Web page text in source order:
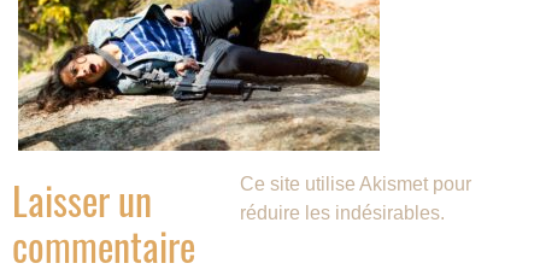
Laisser un
commentaire
Ce site utilise Akismet pour
réduire les indésirables.